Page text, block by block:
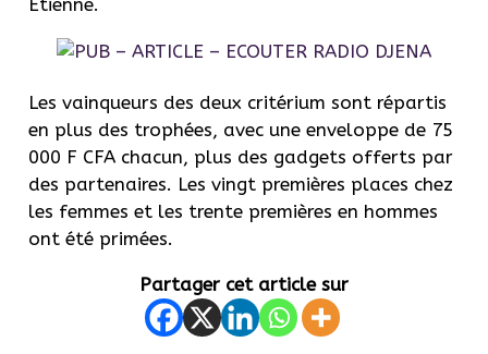
Les vainqueurs des deux critérium sont répartis
en plus des trophées, avec une enveloppe de 75
000 F CFA chacun, plus des gadgets offerts par
des partenaires. Les vingt premières places chez
les femmes et les trente premières en hommes
ont été primées.
Partager cet article sur